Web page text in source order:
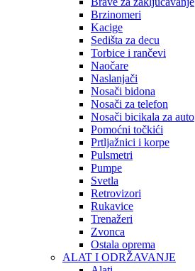
Brzinomeri
Kacige
Sedišta za decu
Torbice i rančevi
Naočare
Naslanjači
Nosači bidona
Nosači za telefon
Nosači bicikala za auto
Pomoćni točkići
Prtljažnici i korpe
Pulsmetri
Pumpe
Svetla
Retrovizori
Rukavice
Trenažeri
Zvonca
Ostala oprema
ALAT I ODRŽAVANJE